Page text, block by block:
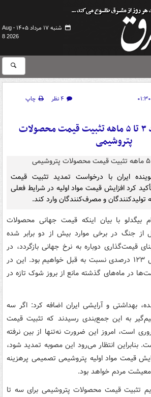
شنبه ۱۷ مرداد ۱۴۰۵ -
Aug
8 2026
۴ نظر
چاپ
درخواست تمدید ۳ تا ۵ ماهه تثبیت قیمت محصولات
پتروشیمی
ایران با درخواست تمدید تثبیت قیمت
کرد افزایش قیمت مواد اولیه در شرایط فعلی
تولیدکنندگان و مصرف‌کنندگان وارد کند.
بیگدلو با بیان اینکه قیمت جهانی محصولات
از جنگ در برخی موارد بیش از دو برابر شده
قیمت‌گذاری دوباره به نرخ جهانی بازگردد، در
برخی اقلام شاهد افزایش ۱۲۳ درصدی نسبت به قبل خواهیم بود. این در
در ماه‌های گذشته مانع از بروز شوک تازه‌ در
بهداشتی و آرایشی ایران اضافه کرد: اگر سه
به این جمع‌بندی رسیدند که تثبیت قیمت
است، امروز این ضرورت نه‌تنها از بین نرفته
انتظار می‌رود این مصوبه تمدید شود،
قیمت مواد اولیه پتروشیمی تصمیمی پرهزینه
معیشت مردم خواهد بود.
تثبیت قیمت محصولات پتروشیمی برای سه تا